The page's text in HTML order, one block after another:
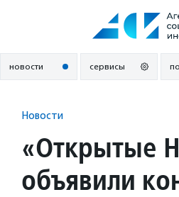
новости сервисы
Новости
«Открытые
объявили